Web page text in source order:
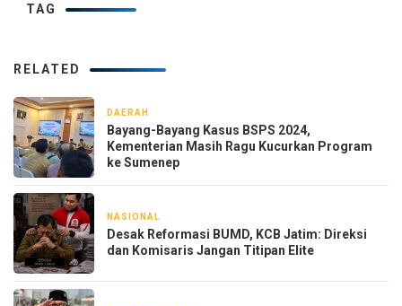
TAG
RELATED
DAERAH
Bayang-Bayang Kasus BSPS 2024,
Kementerian Masih Ragu Kucurkan Program
ke Sumenep
NASIONAL
Desak Reformasi BUMD, KCB Jatim: Direksi
dan Komisaris Jangan Titipan Elite